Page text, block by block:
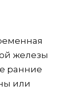
железы
ранние
или